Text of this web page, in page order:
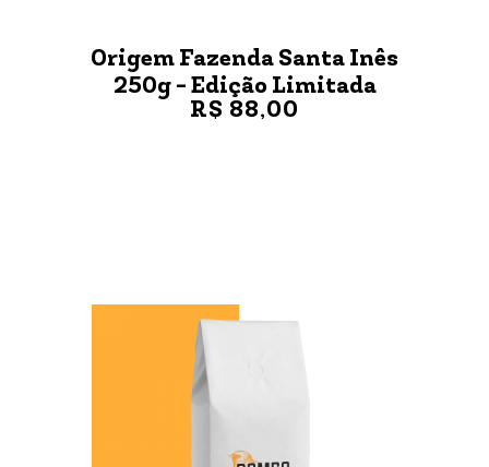
Origem Fazenda Santa Inês
250g - Edição Limitada
R$ 88,00